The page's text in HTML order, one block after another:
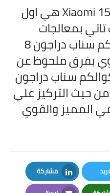
وتعد سلسلة هواتف Xiaomi 15 هي اول
بمعالجات
كوالكم الجديدة كوالكم سناب دراجون 8
بفرق ملحوظ عن
سناب دراجون
من حيث التركيز علي
المميز والقوي
مشاركة
LinkedIn